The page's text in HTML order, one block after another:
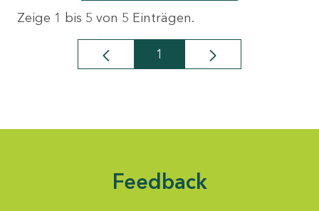
Zeige 1 bis 5 von 5 Einträgen.
Seite
1
Feedback